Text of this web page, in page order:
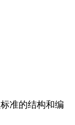
准的结构和编